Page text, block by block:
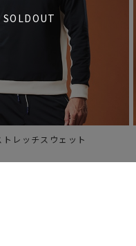
SOLDOUT
レッチスウェット